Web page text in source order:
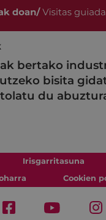
bertako
bisita
du
Irisgarritasuna
Cookien